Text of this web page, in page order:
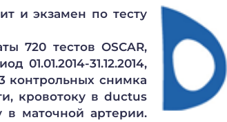
и экзамен по тесту
720 тестов OSCAR,
31.12.2014,
контрольных снимка
кровотоку в ductus
в маточной артерии.